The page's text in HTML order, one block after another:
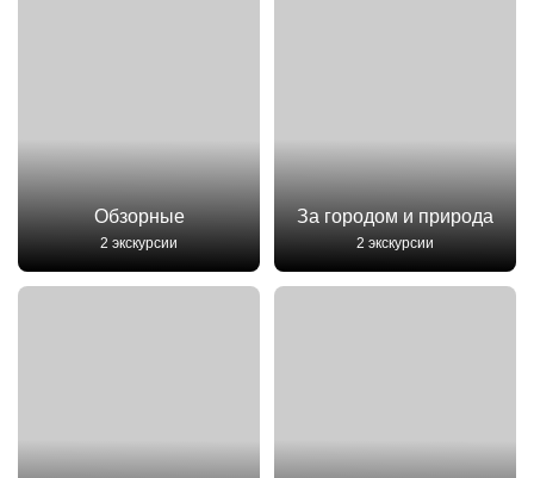
Обзорные
2 экскурсии
За городом и природа
2 экскурсии